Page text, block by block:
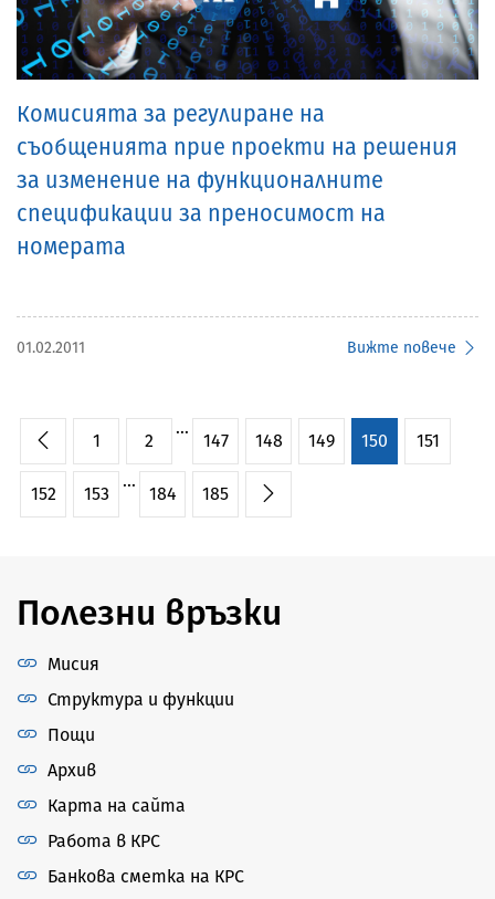
Комисията за регулиране на
съобщенията прие проекти на решения
за изменение на функционалните
спецификации за преносимост на
номерата
01.02.2011 Вижте повече
1 2
...
147 148 149 150 151
152 153
...
184 185
Полезни връзки
Мисия
Структура и функции
Пощи
Архив
Карта на сайта
Работа в КРС
Банкова сметка на КРС